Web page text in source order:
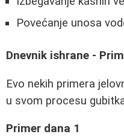
Povećanje unosa
Dnevnik ishrane -
Evo nekih primera
u svom procesu
Primer dana 1